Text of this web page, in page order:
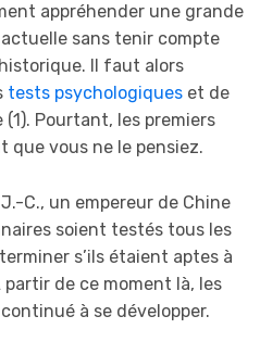
appréhender une grande
sans tenir compte
Il faut alors
tests psychologiques et de
(1). Pourtant, les premiers
vous ne le pensiez.
C., un empereur de Chine
soient testés tous les
s’ils étaient aptes à
de ce moment là, les
à se développer.